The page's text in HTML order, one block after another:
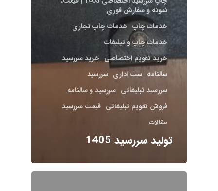
نمونه و سفارش فوری
خدمات چاپ خدمات چاپ تجاری
خدمات چاپ و تبلیغات
خرید تقویم اختصاصی خرید سررسید
سالنامه ست اداری سررسید
سررسید تبلیغاتی سررسید و سالنامه
فروش تقویم تبلیغاتی قیمت سررسید
مقالات
تولید سررسید 1405